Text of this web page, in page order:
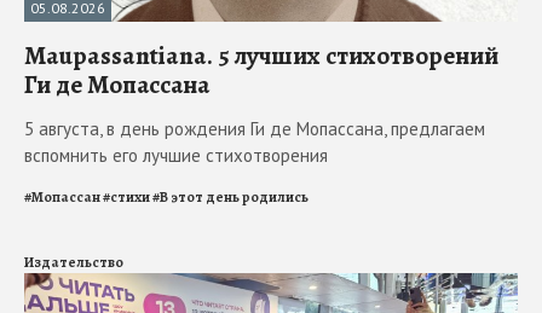
05.08.2026
Maupassantiana. 5 лучших стихотворений
Ги де Мопассана
5 августа, в день рождения Ги де Мопассана, предлагаем
вспомнить его лучшие стихотворения
#Мопассан#стихи#В этот день родились
Издательство